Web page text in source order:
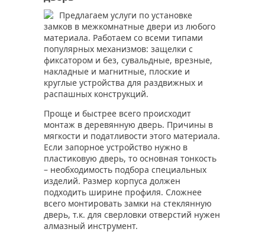
Предлагаем услуги по установке
замков в межкомнатные двери из любого
материала. Работаем со всеми типами
популярных механизмов: защелки с
фиксатором и без, сувальдные, врезные,
накладные и магнитные, плоские и
круглые устройства для раздвижных и
распашных конструкций.
Проще и быстрее всего происходит
монтаж в деревянную дверь. Причины в
мягкости и податливости этого материала.
Если запорное устройство нужно в
пластиковую дверь, то основная тонкость
– необходимость подбора специальных
изделий. Размер корпуса должен
подходить ширине профиля. Сложнее
всего монтировать замки на стеклянную
дверь, т.к. для сверловки отверстий нужен
алмазный инструмент.